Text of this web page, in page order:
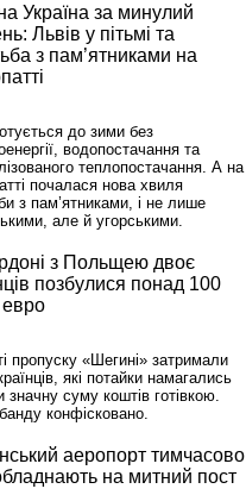
Україна за минулий
Львів у пітьмі та
з пам’ятниками на
до зими без
водопостачання та
теплопостачання. А на
почалася нова хвиля
з пам’ятниками, і не лише
але й угорськими.
з Польщею двоє
позбулися понад 100
евро
пропуску «Шегині» затримали
які потайки намагались
значну суму коштів готівкою.
конфісковано.
аеропорт тимчасово
на митний пост